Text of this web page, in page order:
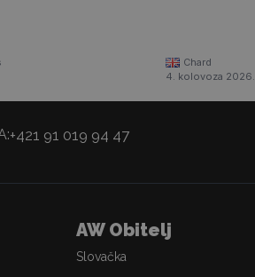
Chard
4. kolovoza 2026.
+421 91 019 94 47
AW Obitelj
Slovačka